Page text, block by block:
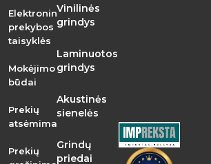
Elektroninės
prekybos
taisyklės
Mokėjimo
būdai
Prekių
atsėmimas
Prekių
Vinilinės
grindys
Laminuotos
grindys
Akustinės
sienelės
Grindų
priedai